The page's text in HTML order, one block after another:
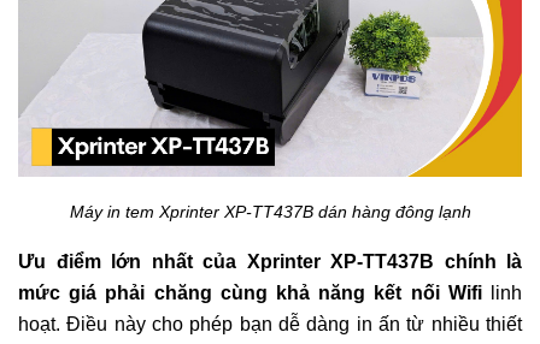
Máy in tem Xprinter XP-TT437B dán hàng đông lạnh
Ưu điểm lớn nhất của Xprinter XP-TT437B chính là
mức giá phải chăng cùng khả năng kết nối Wifi
linh
hoạt. Điều này cho phép bạn dễ dàng in ấn từ nhiều thiết